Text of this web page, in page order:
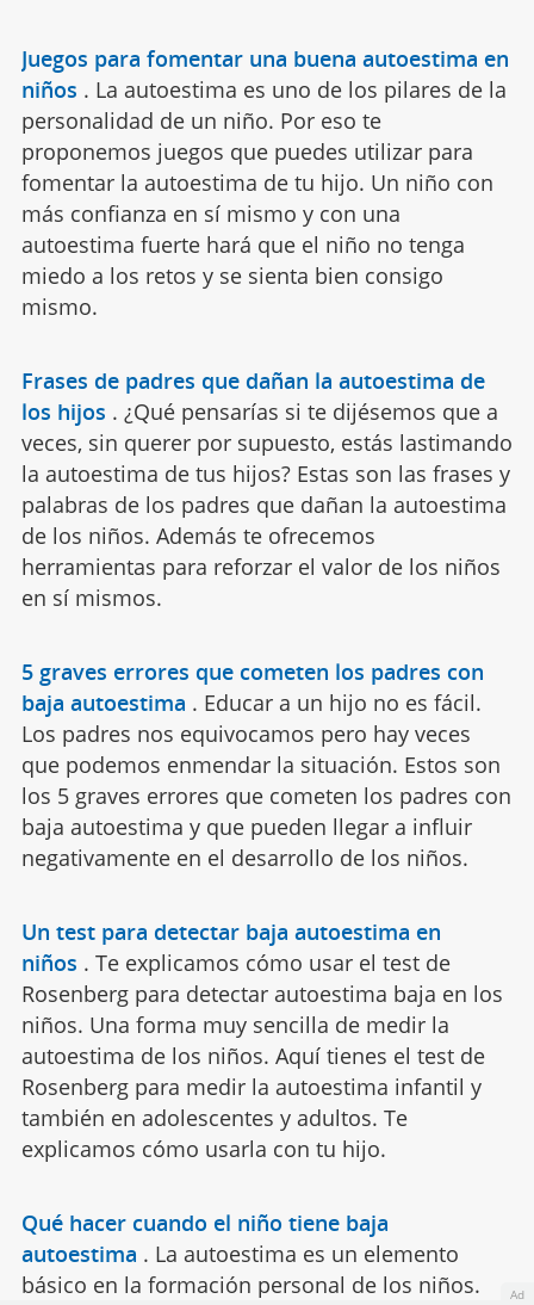
Juegos para fomentar una buena autoestima en
niños . La autoestima es uno de los pilares de la
personalidad de un niño. Por eso te
proponemos juegos que puedes utilizar para
fomentar la autoestima de tu hijo. Un niño con
más confianza en sí mismo y con una
autoestima fuerte hará que el niño no tenga
miedo a los retos y se sienta bien consigo
mismo.
Frases de padres que dañan la autoestima de
los hijos . ¿Qué pensarías si te dijésemos que a
veces, sin querer por supuesto, estás lastimando
la autoestima de tus hijos? Estas son las frases y
palabras de los padres que dañan la autoestima
de los niños. Además te ofrecemos
herramientas para reforzar el valor de los niños
en sí mismos.
5 graves errores que cometen los padres con
baja autoestima . Educar a un hijo no es fácil.
Los padres nos equivocamos pero hay veces
que podemos enmendar la situación. Estos son
los 5 graves errores que cometen los padres con
baja autoestima y que pueden llegar a influir
negativamente en el desarrollo de los niños.
Un test para detectar baja autoestima en
niños . Te explicamos cómo usar el test de
Rosenberg para detectar autoestima baja en los
niños. Una forma muy sencilla de medir la
autoestima de los niños. Aquí tienes el test de
Rosenberg para medir la autoestima infantil y
también en adolescentes y adultos. Te
explicamos cómo usarla con tu hijo.
Qué hacer cuando el niño tiene baja
autoestima . La autoestima es un elemento
básico en la formación personal de los niños.
Ad